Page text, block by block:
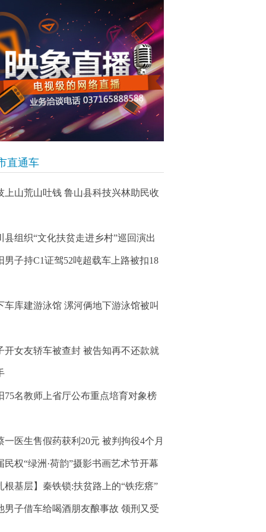
直通车
上山荒山吐钱 鲁山县科技兴林助民收
县组织“文化扶贫走进乡村”巡回演出
男子持C1证驾52吨超载车上路被扣18
车库建游泳馆 漯河俩地下游泳馆被叫
开女友轿车被查封 被告知再不还款就
75名教师上省厅公布重点培育对象榜
一医生售假药获利20元 被判拘役4个月
民权“绿洲·荷韵”摄影书画艺术节开幕
根基层】秦铁锁:扶贫路上的“铁疙瘩”
男子借车给喝酒朋友酿事故 领刑又受